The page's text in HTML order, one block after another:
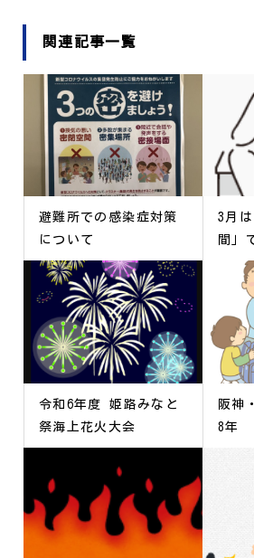
関連記事一覧
避難所での感染症対策
について
3月
間」
令和6年度 姫路みなと
祭海上花火大会
阪神
8年